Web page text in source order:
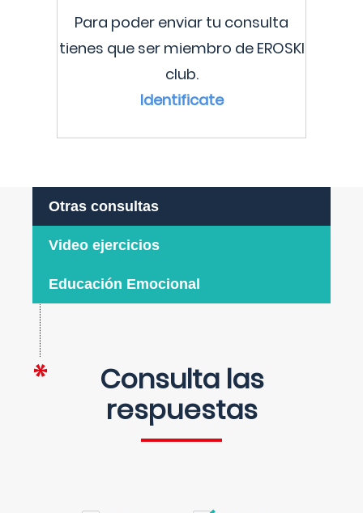
Para poder enviar tu consulta
tienes que ser miembro de EROSKI
club.
Identificate
Otras consultas
Video ejercicios
Educación Emocional
Consulta las
respuestas